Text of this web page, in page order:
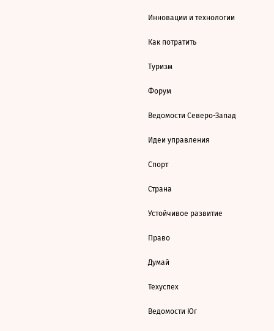
Инновации и технологии
Как потратить
Туризм
Форум
Ведомости Северо-Запад
Идеи управления
Спорт
Страна
Устойчивое развитие
Право
Думай
Техуспех
Ведомости Юг